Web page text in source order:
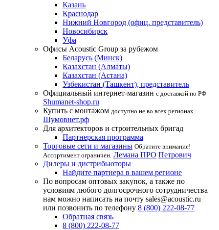
Казань
Краснодар
Нижний Новгород (офиц. представитель)
Новосибирск
Уфа
Офисы Acoustic Group за рубежом
Беларусь (Минск)
Казахстан (Алматы)
Казахстан (Астана)
Узбекистан (Ташкент), представитель
Официальный интернет-магазин с доставкой по РФ
Shumanet-shop.ru
Купить с монтажом доступно не во всех регионах
Шумовнет.рф
Для архитекторов и строительных бригад
Партнерская программа
Торговые сети и магазины Обратите внимание!
Ассортимент ограничен. Лемана ПРО Петрович
Дилеры и дистрибьюторы
Найдите партнера в вашем регионе
По вопросам оптовых закупок, а также по
условиям любого долгосрочного сотрудничества
нам можно написать на почту sales@acoustic.ru
или позвонить по телефону 8 (800) 222-08-77
Обратная связь
8 (800) 222-08-77